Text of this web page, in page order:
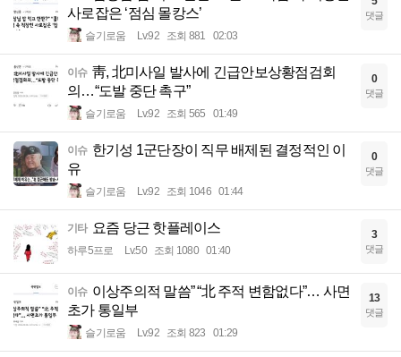
사로잡은 ‘점심 몰캉스’
슬기로움 Lv.92 조회 881 02:03
댓글
이슈 靑, 北미사일 발사에 긴급안보상황점검회
의…“도발 중단 촉구”
슬기로움 Lv.92 조회 565 01:49
0
댓글
이슈 한기성 1군단장이 직무 배제된 결정적인 이
유
슬기로움 Lv.92 조회 1046 01:44
0
댓글
기타 요즘 당근 핫플레이스
하루5프로 Lv.50 조회 1080 01:40
3
댓글
이슈 이상주의적 말씀” “北 주적 변함없다”… 사면
초가 통일부
슬기로움 Lv.92 조회 823 01:29
13
댓글